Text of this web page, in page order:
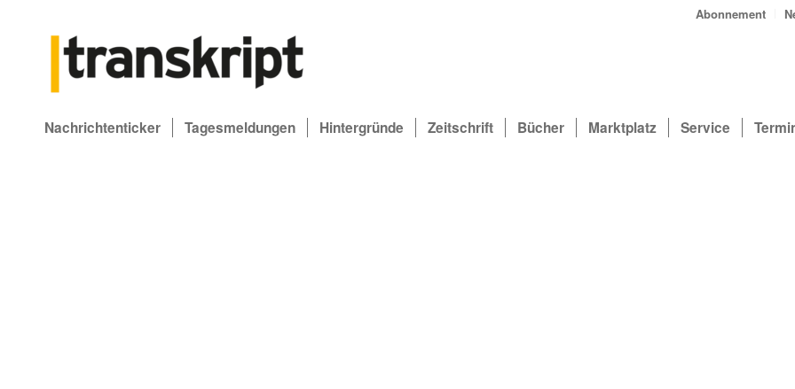
Abonnement
Nachrichtenticker Tagesmeldungen Hintergründe Zeitschrift Bücher Marktplatz Service